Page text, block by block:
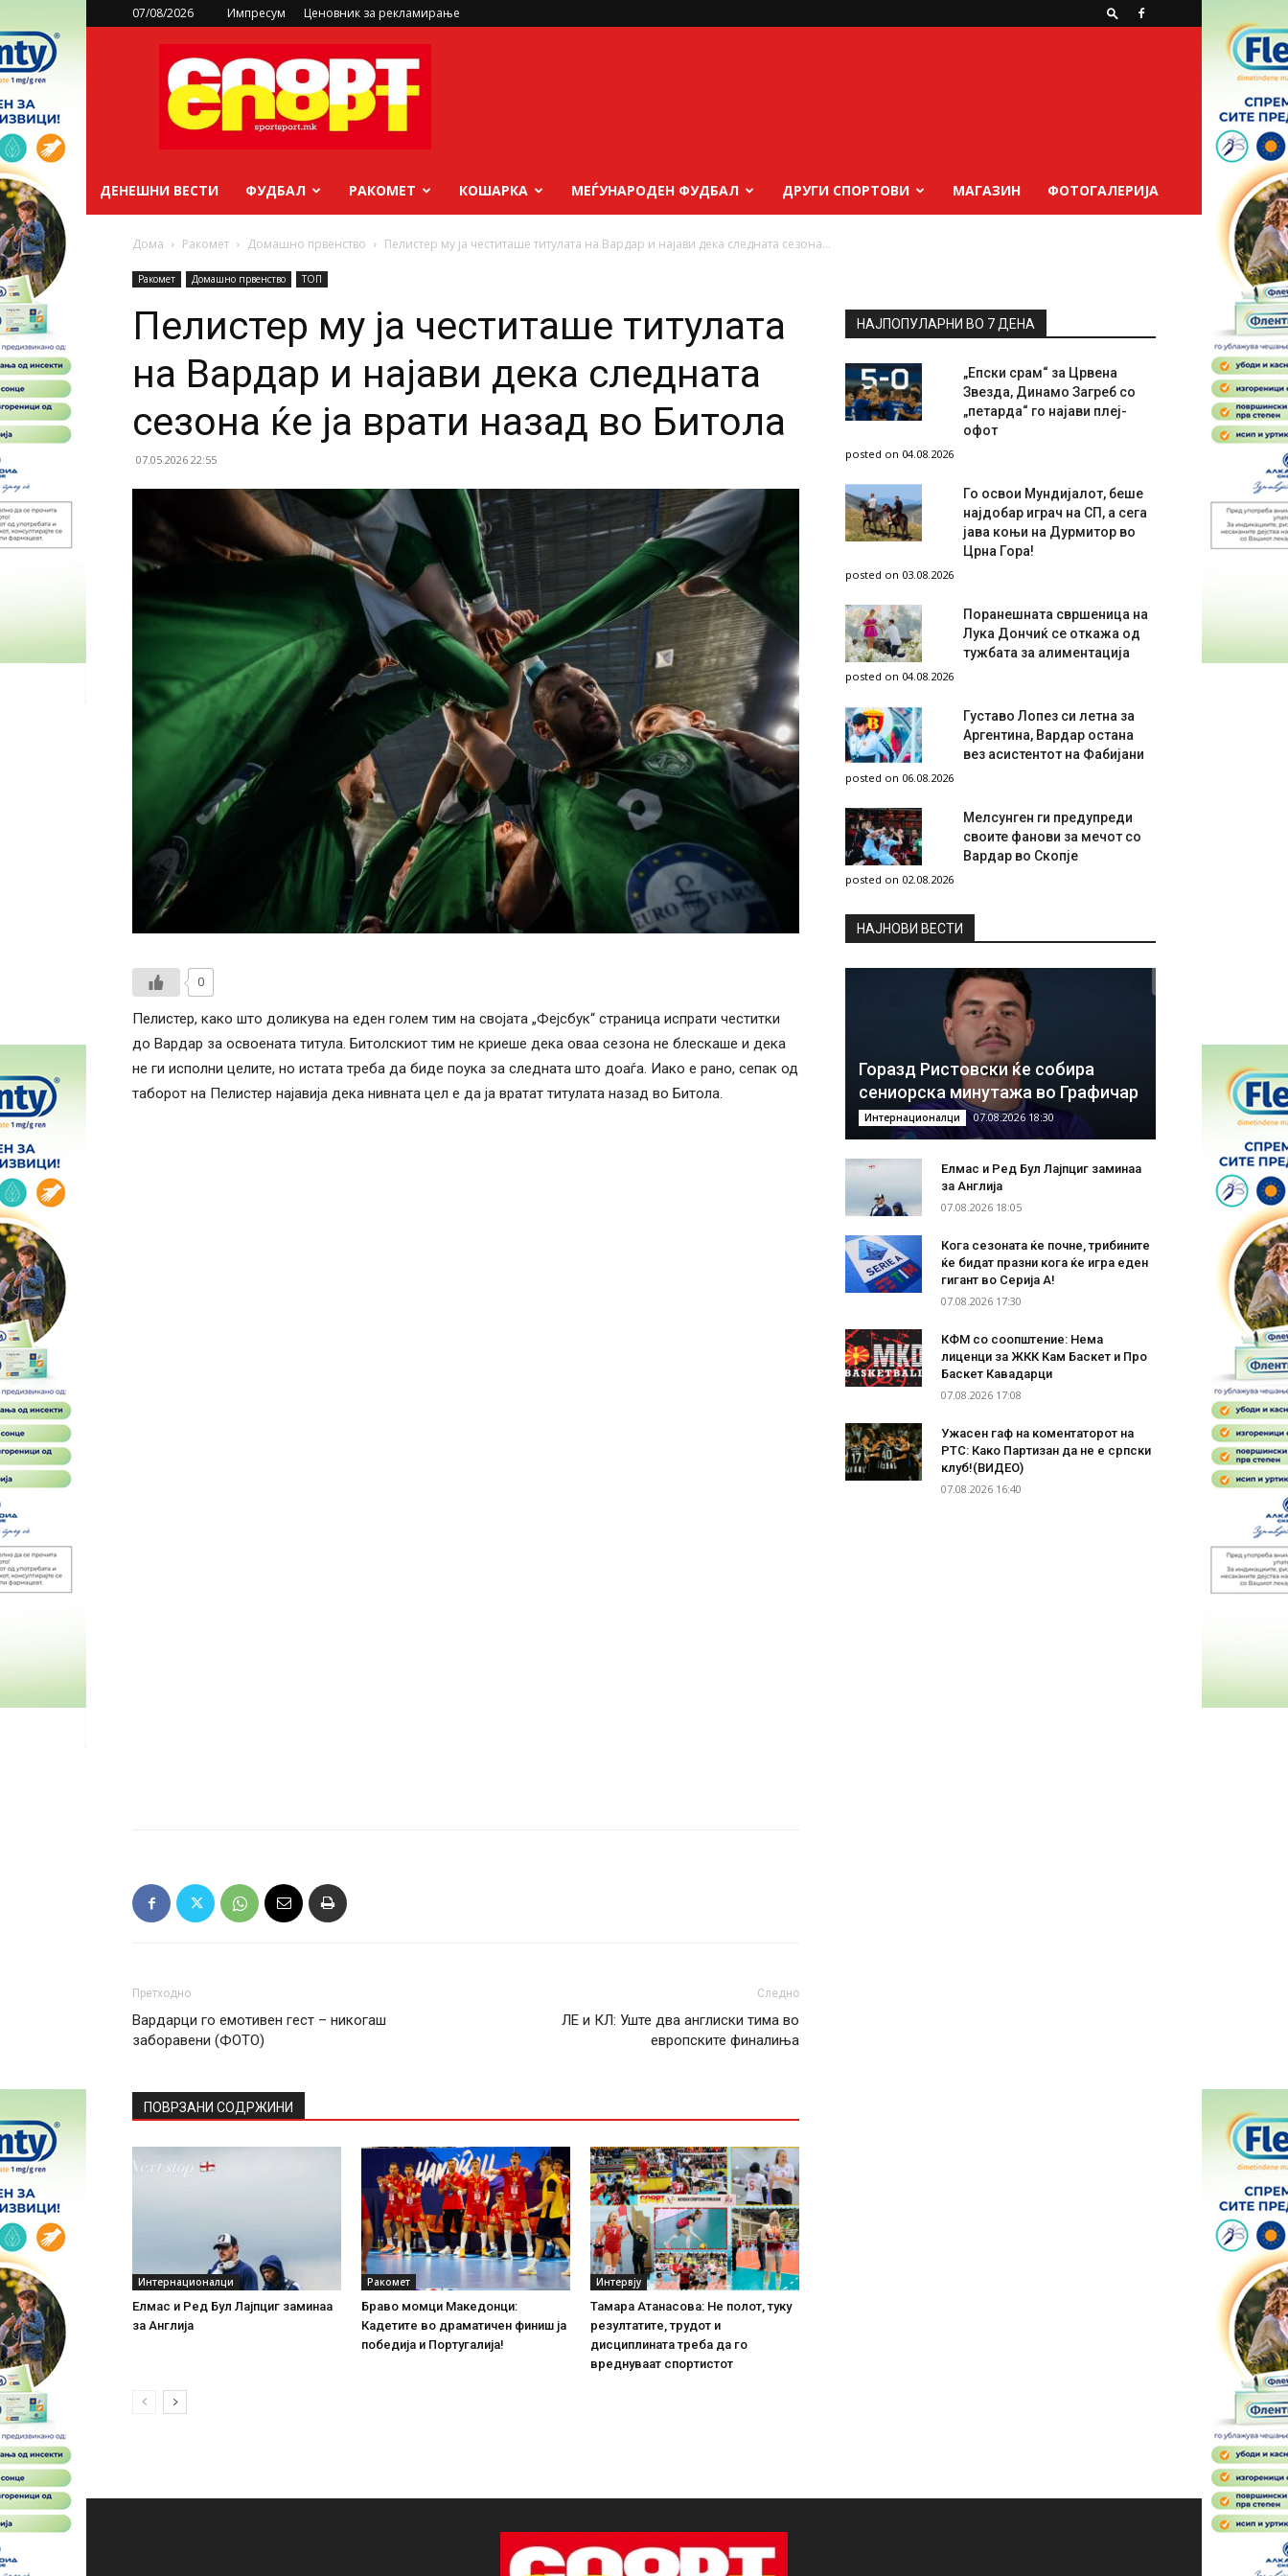
07/08/2026 Импресум Ценовник за рекламирање
sportsport.mk
ДЕНЕШНИ ВЕСТИ ФУДБАЛ РАКОМЕТ КОШАРКА МЕЃУНАРОДЕН ФУДБАЛ ДРУГИ СПОРТОВИ МАГАЗИН ФОТОГАЛЕРИЈА
Дома Ракомет Домашно првенство Пелистер му ја честиташе титулата на Вардар и најави дека следната сезона...
Ракомет Домашно првенство ТОП
Пелистер му ја честиташе титулата
на Вардар и најави дека следната
сезона ќе ја врати назад во Битола
07.05.2026 22:55
0
Пелистер, како што доликува на еден голем тим на својата „Фејсбук“ страница испрати честитки
до Вардар за освоената титула. Битолскиот тим не криеше дека оваа сезона не блескаше и дека
не ги исполни целите, но истата треба да биде поука за следната што доаѓа. Иако е рано, сепак од
таборот на Пелистер најавија дека нивната цел е да ја вратат титулата назад во Битола.
Претходно
Вардарци го емотивен гест – никогаш
заборавени (ФОТО)
Следно
ЛЕ и КЛ: Уште два англиски тима во
европските финалиња
ПОВРЗАНИ СОДРЖИНИ
Интернационалци
Елмас и Ред Бул Лајпциг заминаа
за Англија
Ракомет
Браво момци Македонци:
Кадетите во драматичен финиш ја
победија и Португалија!
Интервју
Тамара Атанасова: Не полот, туку
резултатите, трудот и
дисциплината треба да го
вреднуваат спортистот
НАЈПОПУЛАРНИ ВО 7 ДЕНА
„Епски срам“ за Црвена
Звезда, Динамо Загреб со
„петарда“ го најави плеј-
офот
posted on 04.08.2026
Го освои Мундијалот, беше
најдобар играч на СП, а сега
јава коњи на Дурмитор во
Црна Гора!
posted on 03.08.2026
Поранешната свршеница на
Лука Дончиќ се откажа од
тужбата за алиментација
posted on 04.08.2026
Густаво Лопез си летна за
Аргентина, Вардар остана
вез асистентот на Фабијани
posted on 06.08.2026
Мелсунген ги предупреди
своите фанови за мечот со
Вардар во Скопје
posted on 02.08.2026
НAЈНОВИ ВЕСТИ
Горазд Ристовски ќе собира
сениорска минутажа во Графичар
Интернационалци 07.08.2026 18:30
Елмас и Ред Бул Лајпциг заминаа
за Англија
07.08.2026 18:05
Кога сезоната ќе почне, трибините
ќе бидат празни кога ќе игра еден
гигант во Серија А!
07.08.2026 17:30
КФМ со соопштение: Нема
лиценци за ЖКК Кам Баскет и Про
Баскет Кавадарци
07.08.2026 17:08
Ужасен гаф на коментаторот на
РТС: Како Партизан да не е српски
клуб!(ВИДЕО)
07.08.2026 16:40